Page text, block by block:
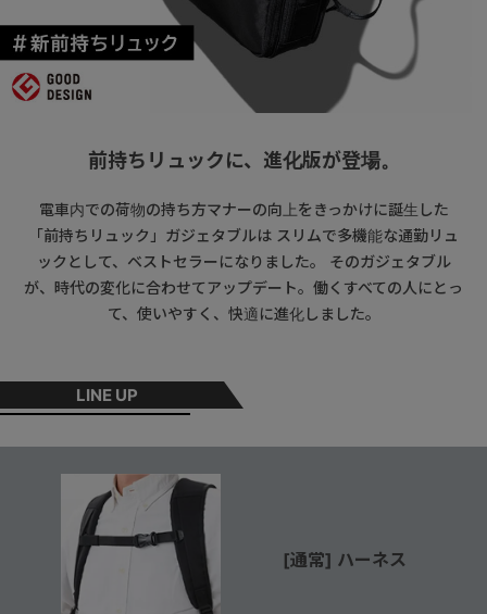
前持ちリュックに、進化版が登場。
電車内での荷物の持ち方マナーの向上をきっかけに誕生した
「前持ちリュック」ガジェタブルは スリムで多機能な通勤リュ
ックとして、ベストセラーになりました。 そのガジェタブル
が、時代の変化に合わせてアップデート。働くすべての人にとっ
て、使いやすく、快適に進化しました。
LINE UP
[通常] ハーネス